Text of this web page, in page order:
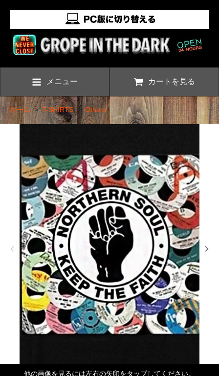
メニュー カートを見る
ホーム>T-SHIRTS>Others
他の画像を見るには左右の矢印をタップしてください。